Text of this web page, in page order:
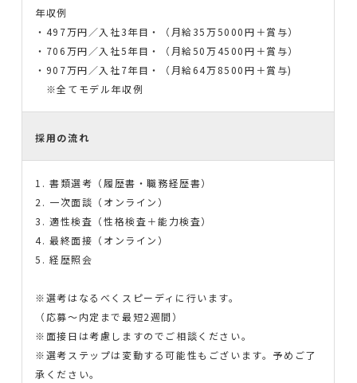
年収例
・497万円／入社3年目・（月給35万5000円＋賞与）
・706万円／入社5年目・（月給50万4500円＋賞与）
・907万円／入社7年目・（月給64万8500円＋賞与)
※全てモデル年収例
採用の流れ
1. 書類選考（履歴書・職務経歴書）
2. 一次面談（オンライン）
3. 適性検査（性格検査＋能力検査）
4. 最終面接（オンライン）
5. 経歴照会
※選考はなるべくスピーディに行います。
（応募〜内定まで最短2週間）
※面接日は考慮しますのでご相談ください。
※選考ステップは変動する可能性もございます。予めご了
承ください。